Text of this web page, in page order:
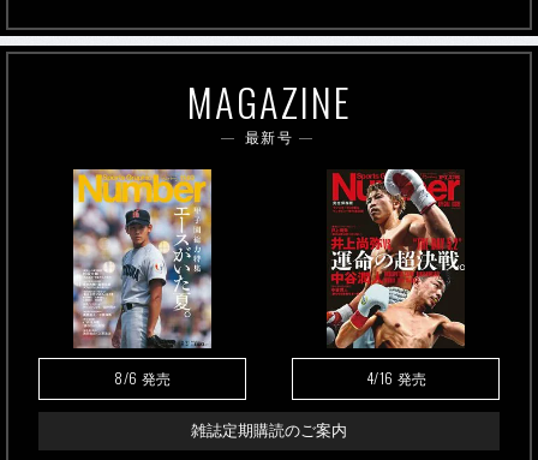
MAGAZINE
最新号
8/6 発売 4/16 発売
雑誌定期購読のご案内